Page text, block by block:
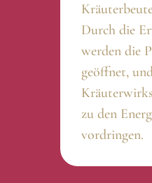
Durch die
werden die
geöffnet,
zu den
vordringen.